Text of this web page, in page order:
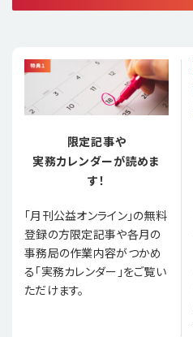
限定記事や
実務カレンダーが読めま
す！
「月刊公益オンライン」の無料
登録の方限定記事や各月の
事務局の作業内容がつかめ
る「実務カレンダー」をご覧い
ただけます。